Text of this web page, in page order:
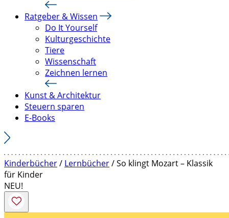
Ratgeber & Wissen
Do It Yourself
Kulturgeschichte
Tiere
Wissenschaft
Zeichnen lernen
Kunst & Architektur
Steuern sparen
E-Books
Kinderbücher/ Lernbücher/ So klingt Mozart – Klassik
für Kinder
NEU!